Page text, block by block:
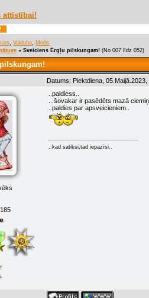
attīstībai!
Valduha
Meilis
» Sveiciens Ērgļu pilskungam! (No 007 līdz 052)
Datums: Piektdiena,
..paldiess..
...šovakar ir pasēdēts mazā
..paldies par apsveicieniem..
..kad satiksi,tad iepazīsi..